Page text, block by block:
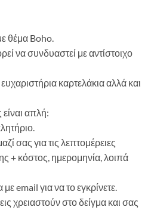
θέμα Boho.
να συνδυαστεί με αντίστοιχο
καρτελάκια αλλά και
απλή:
σας για τις λεπτομέρειες
+ κόστος, ημερομηνία, λοιπά
email για να το εγκρίνετε.
χρειαστούν στο δείγμα και σας